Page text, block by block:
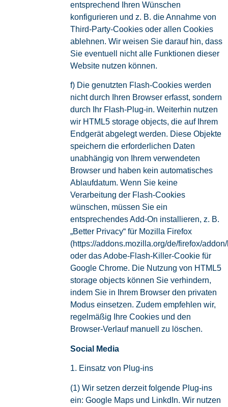
entsprechend Ihren Wünschen
konfigurieren und z. B. die Annahme von
Third-Party-Cookies oder allen Cookies
ablehnen. Wir weisen Sie darauf hin, dass
Sie eventuell nicht alle Funktionen dieser
Website nutzen können.
f) Die genutzten Flash-Cookies werden
nicht durch Ihren Browser erfasst, sondern
durch Ihr Flash-Plug-in. Weiterhin nutzen
wir HTML5 storage objects, die auf Ihrem
Endgerät abgelegt werden. Diese Objekte
speichern die erforderlichen Daten
unabhängig von Ihrem verwendeten
Browser und haben kein automatisches
Ablaufdatum. Wenn Sie keine
Verarbeitung der Flash-Cookies
wünschen, müssen Sie ein
entsprechendes Add-On installieren, z. B.
„Better Privacy“ für Mozilla Firefox
(https://addons.mozilla.org/de/firefox/
oder das Adobe-Flash-Killer-Cookie für
Google Chrome. Die Nutzung von HTML5
storage objects können Sie verhindern,
indem Sie in Ihrem Browser den privaten
Modus einsetzen. Zudem empfehlen wir,
regelmäßig Ihre Cookies und den
Browser-Verlauf manuell zu löschen.
Social Media
1. Einsatz von Plug-ins
(1) Wir setzen derzeit folgende Plug-ins
ein: Google Maps und LinkdIn. Wir nutzen